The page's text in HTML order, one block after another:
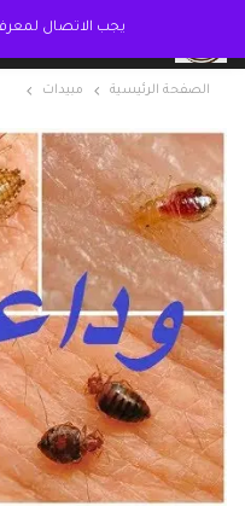
الصفحة الرئيسية مبيدات
يجب الاتصال